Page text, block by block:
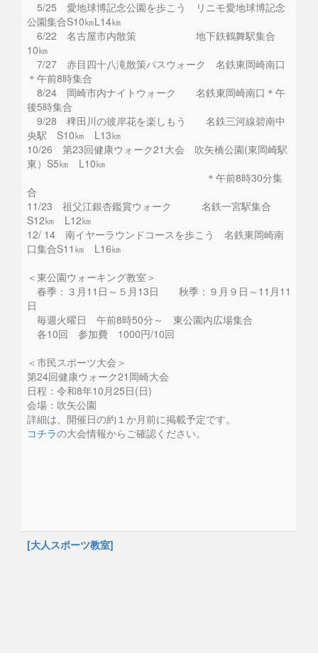
5/25 愛地球博記念公園を歩こう リニモ愛地球博記念
公園集合S10㎞L14㎞
6/22 名古屋市内散策 地下鉄鶴舞駅集合
10㎞
7/27 赤目四十八滝散策バスウォーク 名鉄東岡崎南口
＊午前8時集合
8/24 岡崎市内ナイトウォーク 名鉄東岡崎南口＊午
後5時集合
9/28 稗田川の彼岸花を楽しもう 名鉄三河線碧南中
央駅 S10㎞ L13㎞
10/26 第23回健康ウォーク21大会 吹矢橋公園(東岡崎駅
東）S5㎞ L10㎞
＊午前8時30分集
合
11/23 祖父江銀杏鑑賞ウォーク 名鉄一宮駅集合
S12㎞ L12㎞
12/ 14 南イヤーラウンドコースを歩こう 名鉄東岡崎南
口集合S11㎞ L16㎞
＜東公園ウォーキング教室＞
春季：３月11日～５月13日 秋季：９月９日～11月11
日
毎週火曜日 午前8時50分～ 東公園内広場集合
各10回 参加費 1000円/10回
＜市民スポーツ大会＞
第24回健康ウォーク21岡崎大会
日程：令和8年10月25日(日)
会場：吹矢公園
詳細は、開催日の約１か月前に掲載予定です。
コチラの大会情報からご確認ください。
[大人スポーツ教室]